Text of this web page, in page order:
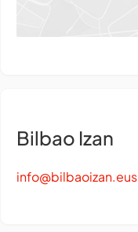
Bilbao Izan
info@bilbaoizan.eus